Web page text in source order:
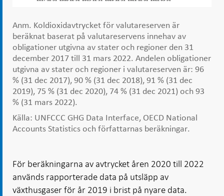
Anm. Koldioxidavtrycket för valutareserven är
beräknat baserat på valutareservens innehav av
obligationer utgivna av stater och regioner den 31
december 2017 till 31 mars 2022. Andelen obligationer
utgivna av stater och regioner i valutareserven är: 96
% (31 dec 2017), 90 % (31 dec 2018), 91 % (31 dec
2019), 75 % (31 dec 2020), 74 % (31 dec 2021) och 93
% (31 mars 2022).
Källa: UNFCCC GHG Data Interface, OECD National
Accounts Statistics och författarnas beräkningar.
För beräkningarna av avtrycket åren 2020 till 2022
används rapporterade data på utsläpp av
växthusgaser för år 2019 i brist på nyare data.